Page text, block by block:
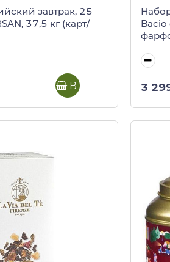
завтрак, 25
37,5 кг (карт/
В корзину
Bacio
3